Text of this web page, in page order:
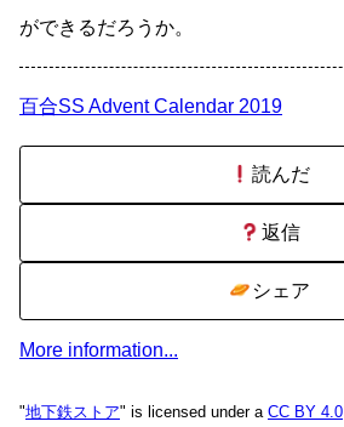
ができるだろうか。
百合SS Advent Calendar 2019
読んだ
返信
シェア
More information...
"地下鉄ストア" is licensed under a CC BY 4.0